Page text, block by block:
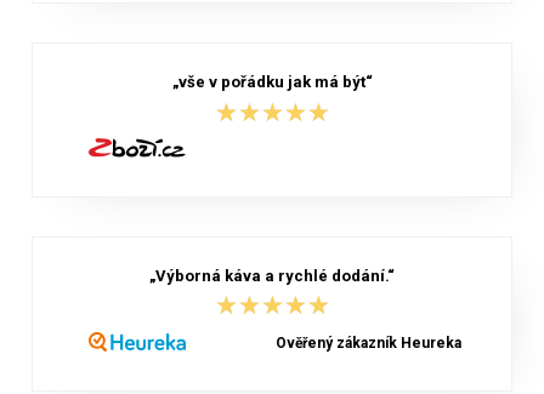
„vše v pořádku jak má být“
★★★★★
★★★★★
„Výborná káva a rychlé dodání.“
★★★★★
★★★★★
Ověřený zákazník Heureka